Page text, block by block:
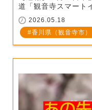
道「観音寺スマート
2026.05.18
香川県（観音寺市）